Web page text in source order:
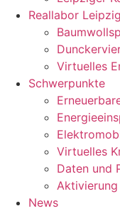
Reallabor Leipzig
Virtuelles
Schwerpunkte
Virtuelles
Daten und
News